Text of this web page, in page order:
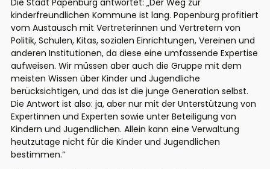
Die Stadt Papenburg antwortet: „Der Weg zur
kinderfreundlichen Kommune ist lang. Papenburg profitiert
vom Austausch mit Vertreterinnen und Vertretern von
Politik, Schulen, Kitas, sozialen Einrichtungen, Vereinen und
anderen Institutionen, da diese eine umfassende Expertise
aufweisen. Wir müssen aber auch die Gruppe mit dem
meisten Wissen über Kinder und Jugendliche
berücksichtigen, und das ist die junge Generation selbst.
Die Antwort ist also: ja, aber nur mit der Unterstützung von
Expertinnen und Experten sowie unter Beteiligung von
Kindern und Jugendlichen. Allein kann eine Verwaltung
heutzutage nicht für die Kinder und Jugendlichen
bestimmen.“